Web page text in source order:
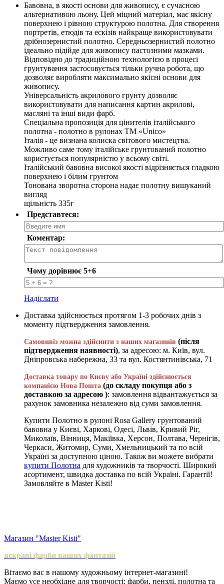
Бавовна, в якості основи для живопису, є сучасною
альтернативою льону. Цей міцний матеріал, має якісну
поверхнею і рівною структурою полотна. Для створення
портретів, етюдів та ескізів найкраще використовувати
дрібнозернистий полотно. Середньозернистий полотно
ідеально підійде для живопису пастозними мазками.
Відповідно до традиційною технологією в процесі
грунтування застосовується тільки ручна робота, що
дозволяє виробляти максимально якісні основи для
живопису.
Універсальність акрилового грунту дозволяє
використовувати для написання картин акрилові,
масляні та інші види фарб.
Спеціальна пропозиція для цінителів італійського
полотна - полотно в рулонах ТМ «Unico»
Італія - ​​це визнана колиска світового мистецтва.
Можливо саме тому італійське грунтований полотно
користується популярністю у всьому світі.
Італійський бавовна високої якості відрізняється гладкою
поверхнею і білим грунтом
Тонована зворотна сторона надає полотну вишуканий
вигляд
щільність 335г
Представтеся:
Коментар:
Чому дорівнює 5+6
Надіслати
Доставка здійснюється протягом 1-3 робочих днів з
моменту підтвердження замовлення.
Самовивіз можна здійснити з наших магазинів (після
підтвердження наявності), за адресою: м. Київ, вул.
Дніпровська набережна, 33 та вул. Костянтинівська, 71
Доставка товару по Києву або Україні здійснюється
компанією Нова Пошта (до складу покупця або з
доставкою за адресою ): замовлення відвантажується за
рахунок замовника незалежно від суми замовлення.
Купити Полотно в рулоні Rosa Gallery грунтований
бавовна у Києві, Харкові, Одесі, Львів, Кривий Ріг,
Миколаїв, Вінниця, Макіївка, Херсон, Полтава, Чернігів,
Черкаси, Житомир, Суми, Хмельницький та по всій
Україні за доступною ціною. Також ви можете вибрати
купити Полотна для художників та творчості. Широкий
асортимент, швидка доставка по всій Україні. Гарантії!
Замовляйте в Master Kisti!
Магазин "Master Kisti"
яскраві фарби ваших фантазій
Вітаємо вас в нашому художньому інтернет-магазині!
Маємо усе необхідне для творчості: фарби, пензлі, полотна та